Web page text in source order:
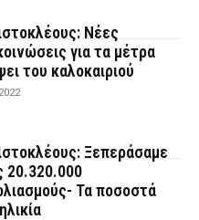
Νέες
για τα μέτρα
του καλοκαιριού
Ξεπεράσαμε
20.320.000
Τα ποσοστά